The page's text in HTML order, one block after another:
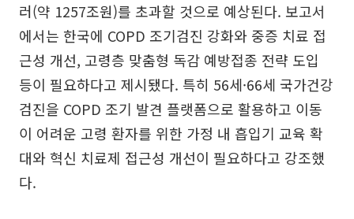
러(약 1257조원)를 초과할 것으로 예상된다. 보고서
에서는 한국에 COPD 조기검진 강화와 중증 치료 접
근성 개선, 고령층 맞춤형 독감 예방접종 전략 도입
등이 필요하다고 제시됐다. 특히 56세·66세 국가건강
검진을 COPD 조기 발견 플랫폼으로 활용하고 이동
이 어려운 고령 환자를 위한 가정 내 흡입기 교육 확
대와 혁신 치료제 접근성 개선이 필요하다고 강조했
다.